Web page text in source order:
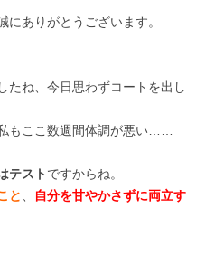
ありがとうございます。
たね、今日思わずコートを出し
もここ数週間体調が悪い……
テスト ですからね。
と
自分を甘やかさずに両立す